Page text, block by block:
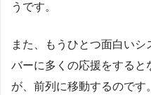
うです。
また、もうひとつ面白い
バーに多くの応援をする
が、前列に移動するのです。